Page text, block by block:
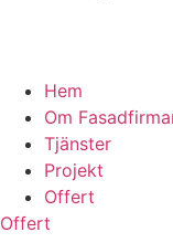
Hem
Om
Tjänster
Projekt
Offert
Offert